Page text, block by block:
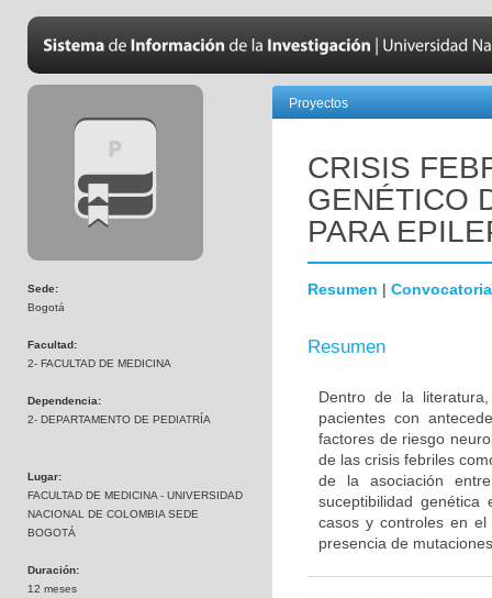
Sede:
Bogotá
Facultad:
2- FACULTAD DE MEDICINA
Dependencia:
2- DEPARTAMENTO DE PEDIATRÍA
Lugar:
FACULTAD DE MEDICINA - UNIVERSIDAD
NACIONAL DE COLOMBIA SEDE
BOGOTÁ
Duración:
12 meses
Proyectos
CRISIS
GENÉTICO
PARA
Resumen | Convocatoria
Resumen
Dentro de la
pacientes con
factores de riesgo
de las crisis febriles
de la asociación
suceptibilidad
casos y controles en
presencia de